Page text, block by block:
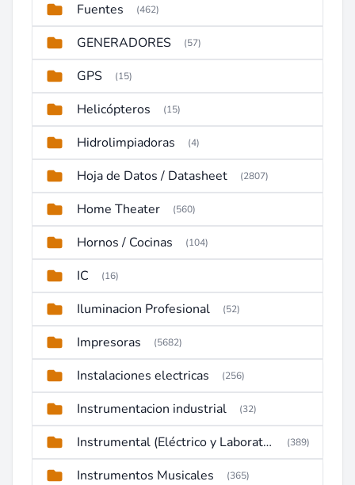
Fuentes (462)
GENERADORES (57)
GPS (15)
Helicópteros (15)
Hidrolimpiadoras (4)
Hoja de Datos / Datasheet (2807)
Home Theater (560)
Hornos / Cocinas (104)
IC (16)
Iluminacion Profesional (52)
Impresoras (5682)
Instalaciones electricas (256)
Instrumentacion industrial (32)
Instrumental (Eléctrico y Laboratorio) (389)
Instrumentos Musicales (365)